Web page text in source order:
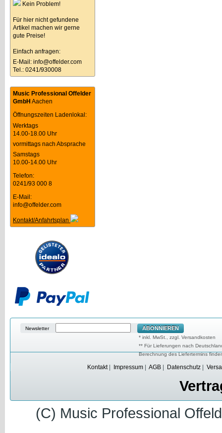
Kein Problem!
Für hier nicht gefundene
Artikel machen wir gerne
gute Preise!
Einfach anfragen:
E-Mail: info@offelder.com
Tel.: 0241/930008
Music Professional Offelder
GmbH Aachen
Öffnungszeiten Ladenlokal:
Werktags
14.00-18.00 Uhr
vormittags nach Absprache
Samstags
10.00-14.00 Uhr
Telefon:
0241/93 000 8
E-Mail:
info@offelder.com
Kontakt/Anfahrtsplan
Newsletter ABONNIEREN
* inkl. MwSt., zzgl. Versandkosten
** Für Lieferungen nach
Berechnung des Liefertermins
Kontakt| Impressum | AGB | Datenschutz |
(C) Music Professional